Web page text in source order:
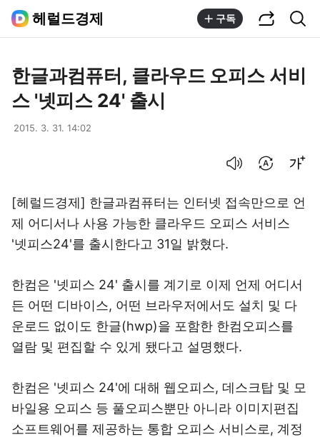
헤럴드경제 구독
한글과컴퓨터, 클라우드 오피스 서비
스 '넷피스 24' 출시
2015. 3. 31. 14:02
[헤럴드경제] 한글과컴퓨터는 인터넷 접속만으로 언
제 어디서나 사용 가능한 클라우드 오피스 서비스
'넷피스24'를 출시한다고 31일 밝혔다.
한컴은 '넷피스 24' 출시를 계기로 이제 언제 어디서
든 어떤 디바이스, 어떤 브라우저에서도 설치 및 다
운로드 없이도 한글(hwp)을 포함한 한컴오피스를
열람 및 편집할 수 있게 됐다고 설명했다.
한컴은 '넷피스 24'에 대해 웹오피스, 데스크탑 및 모
바일용 오피스 등 풀오피스뿐만 아니라 이미지편집
소프트웨어를 제공하는 통합 오피스 서비스로, 계정